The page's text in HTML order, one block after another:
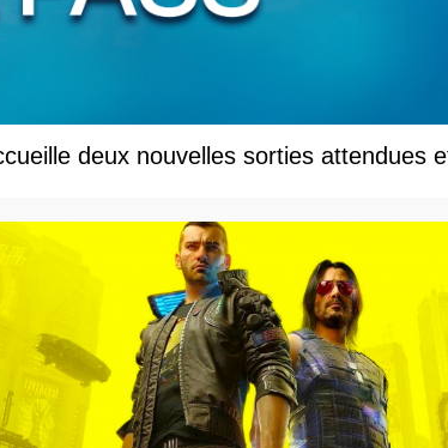
deux nouvelles sorties attendues